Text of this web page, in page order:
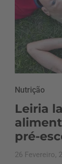
Nutrição
Leiria
pré-
26 Fevereiro,